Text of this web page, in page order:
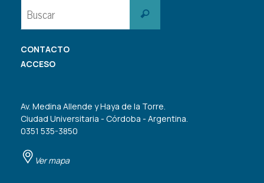
Buscar
CONTACTO
ACCESO
Av. Medina Allende y Haya de la Torre.
Ciudad Universitaria - Córdoba - Argentina.
0351 535-3850
Ver mapa